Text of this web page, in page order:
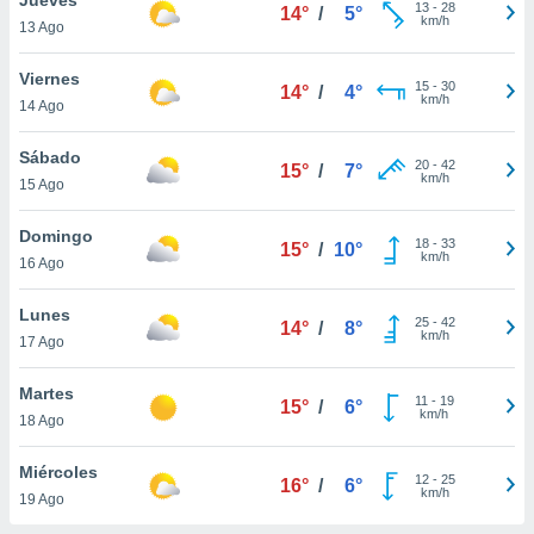
y
en
más
de
13 Ago
14° / 5° 13- 28
km/h
Viernes
14 Ago
14° / 4° 15- 30
km/h
Sábado
15 Ago
15° / 7° 20- 42
km/h
Domingo
16 Ago
15° / 10° 18- 33
km/h
Lunes
17 Ago
14° / 8° 25- 42
km/h
Martes
18 Ago
15° / 6° 11 - 19
km/h
Miércoles
19 Ago
16° / 6° 12- 25
km/h